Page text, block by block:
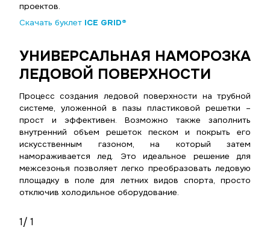
проектов.
Скачать буклет ICE GRID®
УНИВЕРСАЛЬНАЯ НАМОРОЗКА
ЛЕДОВОЙ ПОВЕРХНОСТИ
Процесс создания ледовой поверхности на трубной
системе, уложенной в пазы пластиковой решетки –
прост и эффективен. Возможно также заполнить
внутренний объем решеток песком и покрыть его
искусственным газоном, на который затем
намораживается лед. Это идеальное решение для
межсезонья позволяет легко преобразовать ледовую
площадку в поле для летних видов спорта, просто
отключив холодильное оборудование.
1/ 1